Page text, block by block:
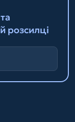
розсилці